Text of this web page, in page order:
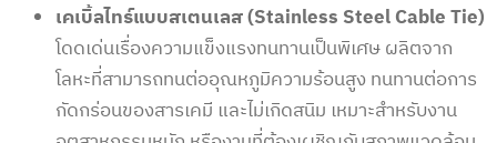
เคเบิ้ลไทร์แบบสเตนเลส (Stainless Steel Cable Tie)
โดดเด่นเรื่องความแข็งแรงทนทานเป็นพิเศษ ผลิตจาก
โลหะที่สามารถทนต่ออุณหภูมิความร้อนสูง ทนทานต่อการ
กัดกร่อนของสารเคมี และไม่เกิดสนิม เหมาะสำหรับงาน